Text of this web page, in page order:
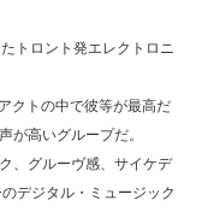
トロント発エレクトロニ
クトの中で彼等が最高だ
が高いグループだ。
、グルーヴ感、サイケデ
デジタル・ミュージック